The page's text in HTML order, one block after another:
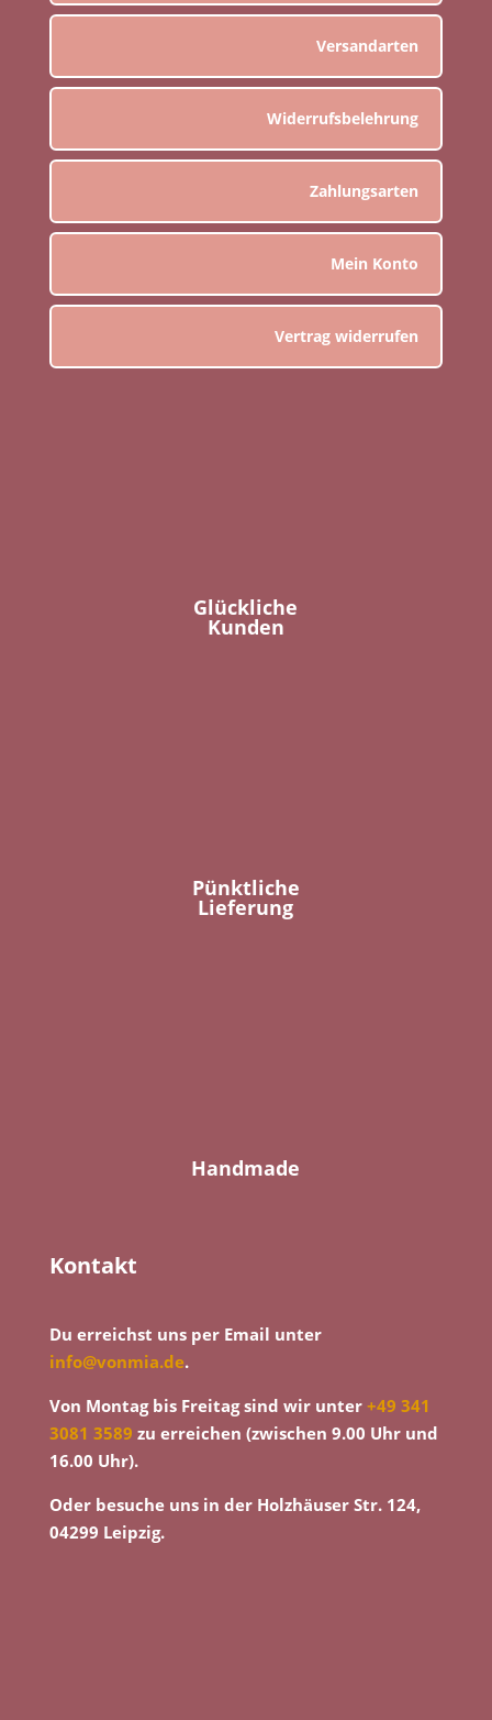
Versandarten
Widerrufsbelehrung
Zahlungsarten
Mein Konto
Vertrag widerrufen
Glückliche
Kunden
Pünktliche
Lieferung
Handmade
Kontakt
Du erreichst uns per Email unter
info@vonmia.de.
Von Montag bis Freitag sind wir unter +49 341
3081 3589 zu erreichen (zwischen 9.00 Uhr und
16.00 Uhr).
Oder besuche uns in der Holzhäuser Str. 124,
04299 Leipzig.